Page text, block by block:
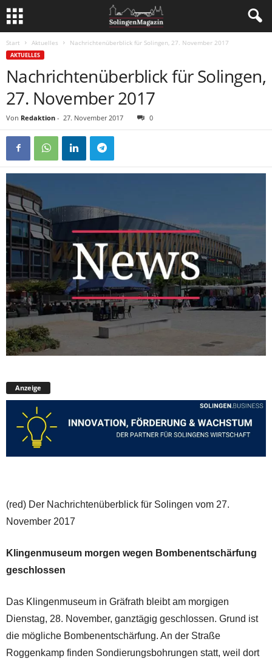
Start Aktuelles Nachrichtenüberblick für Solingen, 27. November 2017
AKTUELLES
Nachrichtenüberblick für Solingen,
27. November 2017
Von Redaktion - 27. November 2017 0
Anzeige
(red) Der Nachrichtenüberblick für Solingen vom 27.
November 2017
Klingenmuseum morgen wegen Bombenentschärfung
geschlossen
Das Klingenmuseum in Gräfrath bleibt am morgigen
Dienstag, 28. November, ganztägig geschlossen. Grund ist
die mögliche Bombenentschärfung. An der Straße
Roggenkamp finden Sondierungsbohrungen statt, weil dort